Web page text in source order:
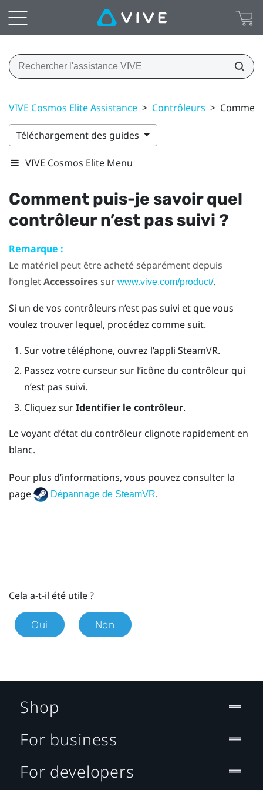
VIVE Cosmos Elite Assistance > Contrôleurs >
Téléchargement des guides
VIVE Cosmos Elite Menu
Comment puis-je savoir quel
contrôleur n’est pas suivi ?
Remarque :
Le matériel peut être acheté séparément depuis
l’ongletAccessoiressur www.vive.com/product/.
Si un de vos contrôleurs n’est pas suivi et que vous
voulez trouver lequel, procédez comme suit.
Sur votre téléphone, ouvrez l’appli SteamVR.
Passez votre curseur sur l’icône du contrôleur qui
n’est pas suivi.
Cliquez surIdentifier le contrôleur.
Le voyant d’état du contrôleur clignote rapidement en
blanc.
Pour plus d’informations, vous pouvez consulter la
page
Dépannage de SteamVR.
Cela a-t-il été utile ?
Oui Non
Shop
For business
For developers